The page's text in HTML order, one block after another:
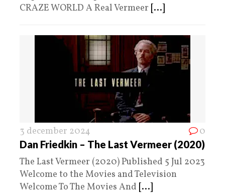
CRAZE WORLD A Real Vermeer [...]
3 december 2024 0
Dan Friedkin – The Last Vermeer (2020)
The Last Vermeer (2020) Published 5 Jul 2023
Welcome to the Movies and Television
Welcome To The Movies And [...]